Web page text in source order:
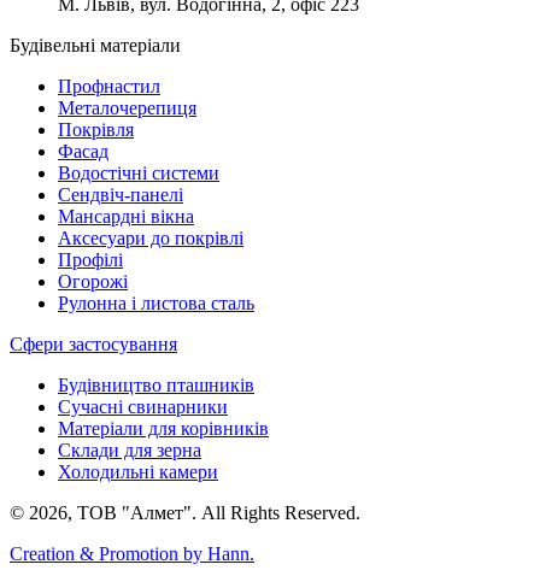
Будівельні матеріали
Профнастил
Металочерепиця
Покрівля
Фасад
Водостічні системи
Сендвіч-панелі
Мансардні вікна
Аксесуари до покрівлі
Профілі
Огорожі
Рулонна і листова сталь
Сфери застосування
Будівництво пташників
Сучасні свинарники
Матеріали для корівників
Склади для зерна
Холодильні камери
© 2026, ТОВ "Алмет". All Rights Reserved.
Creation & Promotion by Hann.